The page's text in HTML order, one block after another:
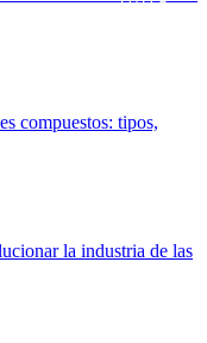
compuestos: tipos,
la industria de las